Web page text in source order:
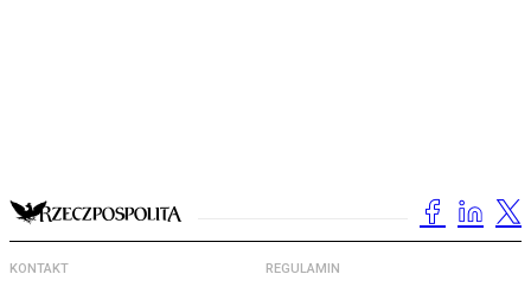
KONTAKT REGULAMIN